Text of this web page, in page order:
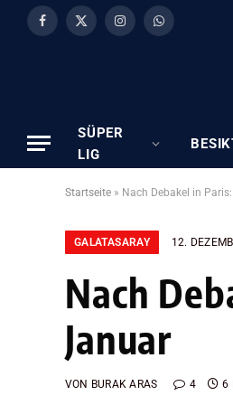
Facebook
X
InstagramWhatsApp
SÜPER
LIG
Startseite » Nach Debakel in
GALATASARAY 12.
Nach
Januar
VON BURAK ARAS 4 6